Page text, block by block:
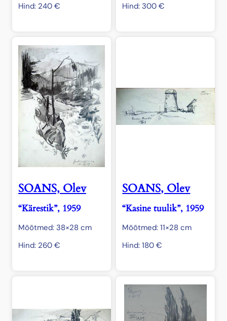
Hind: 240 €
Hind:300€
SOANS, Olev
“Kärestik”, 1959
Mõõtmed: 38×28 cm
Hind: 260 €
SOANS, Olev
“Kasine tuulik”, 1959
Mõõtmed: 11×28 cm
Hind:180€